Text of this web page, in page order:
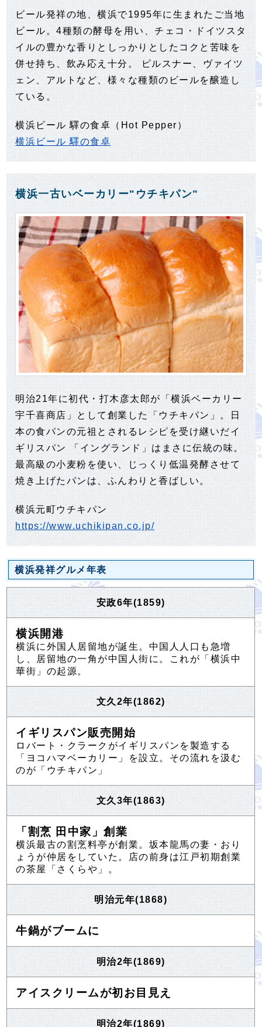
ビール発祥の地、横浜で1995年に生まれたご当地
ビール。4種類の酵母を用い、チェコ・ドイツスタ
イルの豊かな香りとしっかりとしたコクと苦味を
併せ持ち、飲み応え十分。 ピルスナー、ヴァイツ
ェン、アルトなど、様々な種類のビールを醸造し
ている。
横浜ビール 驛の食卓（Hot Pepper）
横浜ビール 驛の食卓
横浜一古いベーカリー"ウチキパン"
明治21年に初代・打木彦太郎が「横浜ベーカリー
宇千喜商店」として創業した「ウチキパン」。日
本の食パンの元祖とされるレシピを受け継いだイ
ギリスパン 「イングランド」はまさに伝統の味。
最高級の小麦粉を使い、じっくり低温発酵させて
焼き上げたパンは、ふんわりと香ばしい。
横浜元町ウチキパン
https://www.uchikipan.co.jp/
横浜発祥グルメ年表
安政6年(1859)
横浜開港
横浜に外国人居留地が誕生。中国人人口も急増
し、居留地の一角が中国人街に。これが「横浜中
華街」の起源。
文久2年(1862)
イギリスパン販売開始
ロバート・クラークがイギリスパンを製造する
「ヨコハマベーカリー」を設立。その流れを汲む
のが「ウチキパン」
文久3年(1863)
「割烹 田中家」創業
横浜最古の割烹料亭が創業。坂本龍馬の妻・おり
ょうが仲居をしていた。店の前身は江戸初期創業
の茶屋「さくらや」。
明治元年(1868)
牛鍋がブームに
明治2年(1869)
アイスクリームが初お目見え
明治2年(1869)